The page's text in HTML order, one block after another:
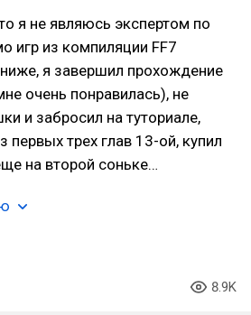
я не являюсь экспертом по
игр из компиляции FF7
я завершил прохождение
очень понравилась), не
и забросил на туториале,
первых трех глав 13-ой, купил
на второй соньке…
8.9K